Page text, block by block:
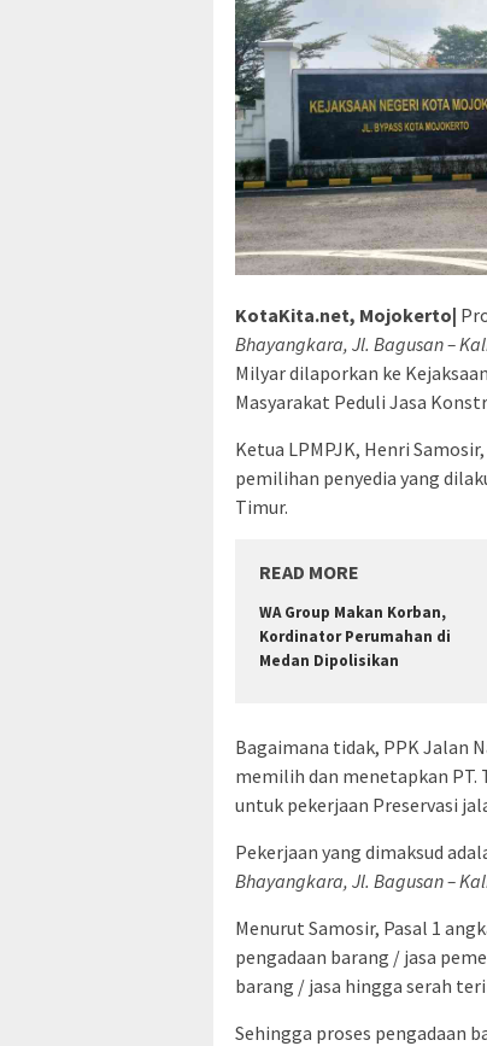
KotaKita.net, Mojokerto|
Bhayangkara, Jl. Bagusan –
Milyar dilaporkan ke
Masyarakat Peduli Jasa
Ketua LPMPJK, Henri
pemilihan penyedia yang
Timur.
READ MORE
WA Group Makan Korban,
Kordinator Perumahan di
Medan Dipolisikan
Bagaimana tidak, PPK Jalan
memilih dan menetapkan PT.
untuk pekerjaan Preservasi
Pekerjaan yang dimaksud
Bhayangkara, Jl. Bagusan –
Menurut Samosir, Pasal 1
pengadaan barang / jasa
barang / jasa hingga serah
Sehingga proses pengadaan